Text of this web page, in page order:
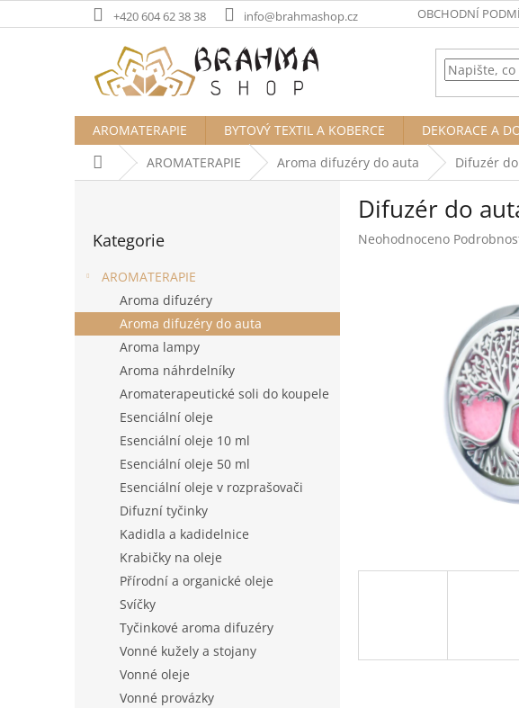
na
+420 604 62 38 38 info@brahmashop.cz OBCHODNÍ
AROMATERAPIE BYTOVÝ TEXTIL A KOBERCE DEKORACE A
Domů AROMATERAPIE Aroma difuzéry do auta Difuzér
n
kategorie
Kategorie
AROMATERAPIE
Aroma difuzéry
Aroma difuzéry do auta
Aroma lampy
Aroma náhrdelníky
Aromaterapeutické soli do koupele
Esenciální oleje
Esenciální oleje 10 ml
Esenciální oleje 50 ml
Esenciální oleje v rozprašovači
Difuzní tyčinky
Kadidla a kadidelnice
Krabičky na oleje
Přírodní a organické oleje
Svíčky
Tyčinkové aroma difuzéry
Vonné kužely a stojany
Vonné oleje
Vonné provázky
Difuzér do
Průměrné
Neohodnoceno